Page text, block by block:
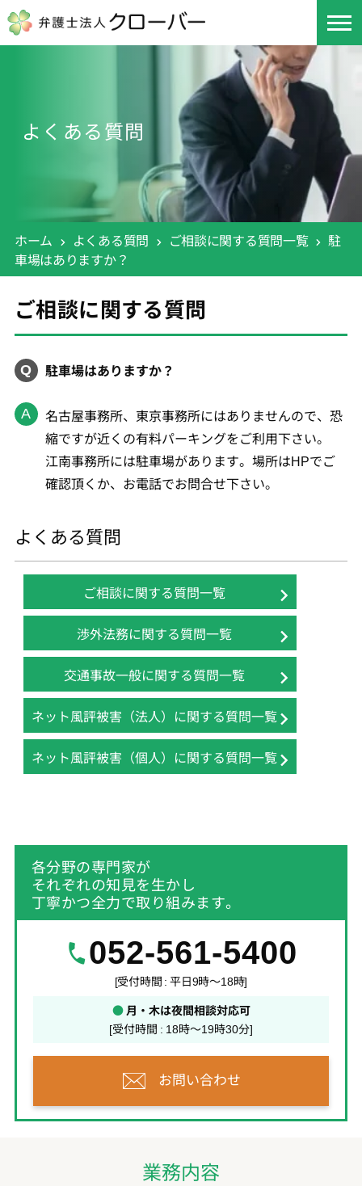
よくある質問
ホーム よくある質問 ご相談に関する質問一覧
駐
車場はありますか？
ご相談に関する質問
駐車場はありますか？
名古屋事務所、東京事務所にはありませんので、恐
縮ですが近くの有料パーキングをご利用下さい。
江南事務所には駐車場があります。場所はHPでご
確認頂くか、お電話でお問合せ下さい。
よくある質問
ご相談に関する質問一覧
渉外法務に関する質問一覧
交通事故一般に関する質問一覧
ネット風評被害（法人）に関する質問一覧
ネット風評被害（個人）に関する質問一覧
各分野の専門家が
それぞれの知見を生かし
丁寧かつ全力で取り組みます。
052-561-5400
[受付時間 : 平日9時～18時]
●月・木は夜間相談対応可
[受付時間 : 18時～19時30分]
お問い合わせ
業務内容